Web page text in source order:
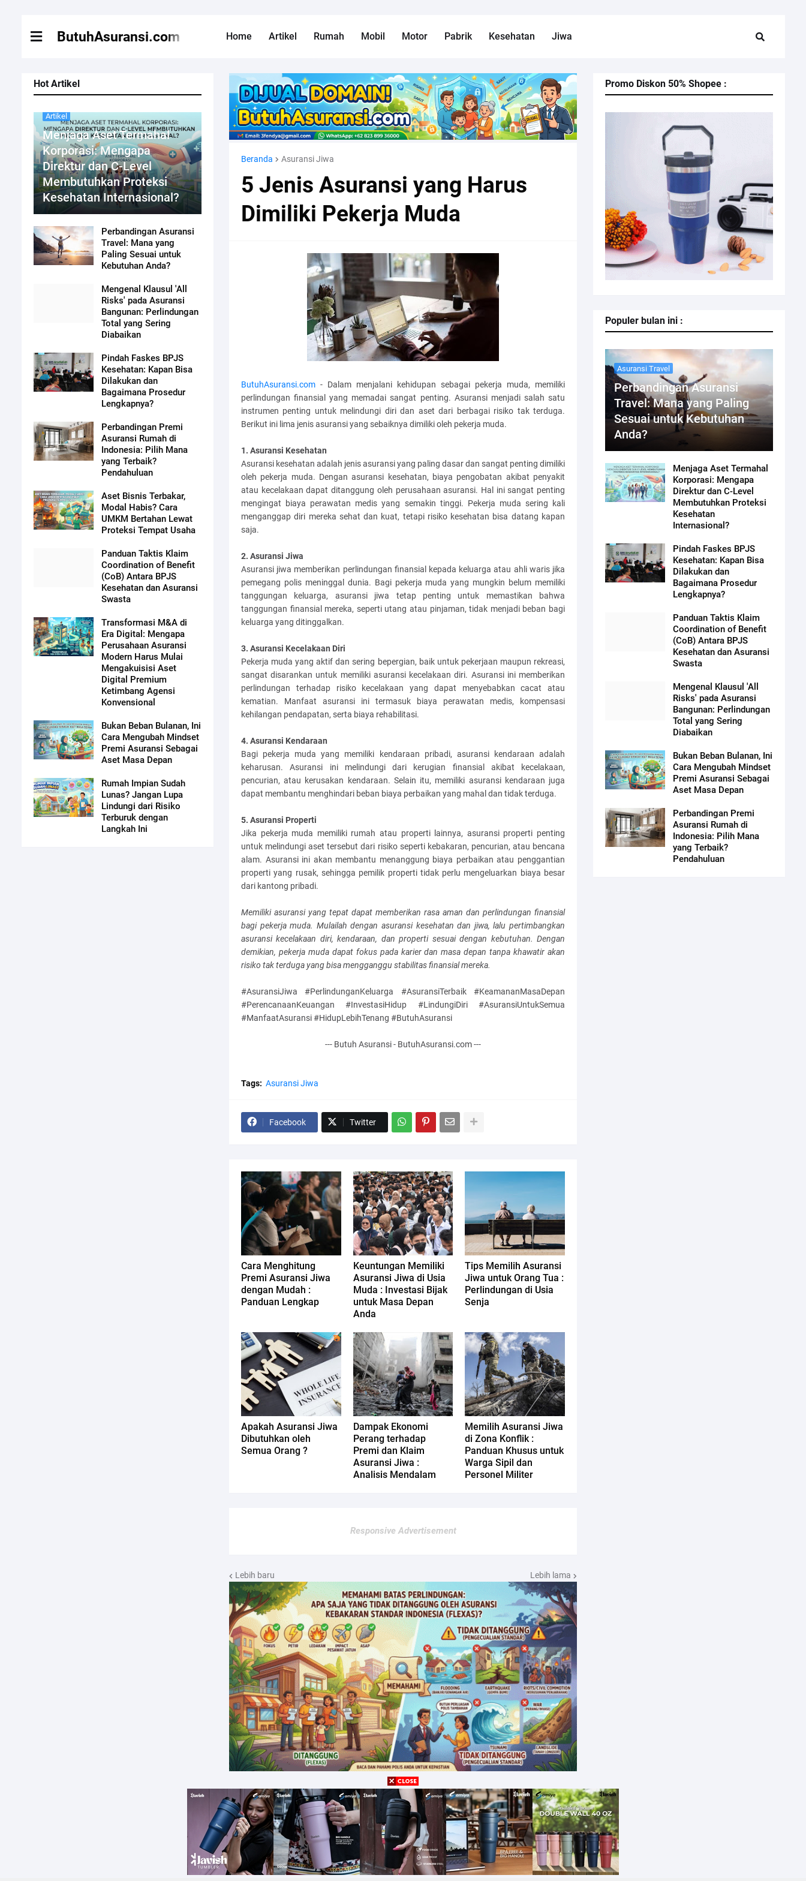
ButuhAsuransi.com Home Artikel Rumah Mobil Motor Pabrik Kesehatan Jiwa
Hot Artikel
Artikel
Menjaga Aset Termahal
Korporasi: Mengapa
Direktur dan C-Level
Membutuhkan Proteksi
Kesehatan Internasional?
Perbandingan Asuransi
Travel: Mana yang
Paling Sesuai untuk
Kebutuhan Anda?
Mengenal Klausul 'All
Risks' pada Asuransi
Bangunan: Perlindungan
Total yang Sering
Diabaikan
Pindah Faskes BPJS
Kesehatan: Kapan Bisa
Dilakukan dan
Bagaimana Prosedur
Lengkapnya?
Perbandingan Premi
Asuransi Rumah di
Indonesia: Pilih Mana
yang Terbaik?
Pendahuluan
Aset Bisnis Terbakar,
Modal Habis? Cara
UMKM Bertahan Lewat
Proteksi Tempat Usaha
Panduan Taktis Klaim
Coordination of Benefit
(CoB) Antara BPJS
Kesehatan dan Asuransi
Swasta
Transformasi M&A di
Era Digital: Mengapa
Perusahaan Asuransi
Modern Harus Mulai
Mengakuisisi Aset
Digital Premium
Ketimbang Agensi
Konvensional
Bukan Beban Bulanan, Ini
Cara Mengubah Mindset
Premi Asuransi Sebagai
Aset Masa Depan
Rumah Impian Sudah
Lunas? Jangan Lupa
Lindungi dari Risiko
Terburuk dengan
Langkah Ini
Beranda Asuransi Jiwa
5 Jenis Asuransi yang Harus
Dimiliki Pekerja Muda
ButuhAsuransi.com - Dalam menjalani kehidupan sebagai pekerja muda, memiliki
perlindungan finansial yang memadai sangat penting. Asuransi menjadi salah satu
instrumen penting untuk melindungi diri dan aset dari berbagai risiko tak terduga.
Berikut ini lima jenis asuransi yang sebaiknya dimiliki oleh pekerja muda.
1. Asuransi Kesehatan
Asuransi kesehatan adalah jenis asuransi yang paling dasar dan sangat penting dimiliki
oleh pekerja muda. Dengan asuransi kesehatan, biaya pengobatan akibat penyakit
atau kecelakaan dapat ditanggung oleh perusahaan asuransi. Hal ini sangat penting
mengingat biaya perawatan medis yang semakin tinggi. Pekerja muda sering kali
menganggap diri mereka sehat dan kuat, tetapi risiko kesehatan bisa datang kapan
saja.
2. Asuransi Jiwa
Asuransi jiwa memberikan perlindungan finansial kepada keluarga atau ahli waris jika
pemegang polis meninggal dunia. Bagi pekerja muda yang mungkin belum memiliki
tanggungan keluarga, asuransi jiwa tetap penting untuk memastikan bahwa
tanggungan finansial mereka, seperti utang atau pinjaman, tidak menjadi beban bagi
keluarga yang ditinggalkan.
3. Asuransi Kecelakaan Diri
Pekerja muda yang aktif dan sering bepergian, baik untuk pekerjaan maupun rekreasi,
sangat disarankan untuk memiliki asuransi kecelakaan diri. Asuransi ini memberikan
perlindungan terhadap risiko kecelakaan yang dapat menyebabkan cacat atau
kematian. Manfaat asuransi ini termasuk biaya perawatan medis, kompensasi
kehilangan pendapatan, serta biaya rehabilitasi.
4. Asuransi Kendaraan
Bagi pekerja muda yang memiliki kendaraan pribadi, asuransi kendaraan adalah
keharusan. Asuransi ini melindungi dari kerugian finansial akibat kecelakaan,
pencurian, atau kerusakan kendaraan. Selain itu, memiliki asuransi kendaraan juga
dapat membantu menghindari beban biaya perbaikan yang mahal dan tidak terduga.
5. Asuransi Properti
Jika pekerja muda memiliki rumah atau properti lainnya, asuransi properti penting
untuk melindungi aset tersebut dari risiko seperti kebakaran, pencurian, atau bencana
alam. Asuransi ini akan membantu menanggung biaya perbaikan atau penggantian
properti yang rusak, sehingga pemilik properti tidak perlu mengeluarkan biaya besar
dari kantong pribadi.
Memiliki asuransi yang tepat dapat memberikan rasa aman dan perlindungan finansial
bagi pekerja muda. Mulailah dengan asuransi kesehatan dan jiwa, lalu pertimbangkan
asuransi kecelakaan diri, kendaraan, dan properti sesuai dengan kebutuhan. Dengan
demikian, pekerja muda dapat fokus pada karier dan masa depan tanpa khawatir akan
risiko tak terduga yang bisa mengganggu stabilitas finansial mereka.
#AsuransiJiwa #PerlindunganKeluarga #AsuransiTerbaik #KeamananMasaDepan
#PerencanaanKeuangan #InvestasiHidup #LindungiDiri #AsuransiUntukSemua
#ManfaatAsuransi #HidupLebihTenang #ButuhAsuransi
--- Butuh Asuransi - ButuhAsuransi.com ---
Tags: Asuransi Jiwa
Facebook Twitter
Cara Menghitung
Premi Asuransi Jiwa
dengan Mudah :
Panduan Lengkap
Keuntungan Memiliki
Asuransi Jiwa di Usia
Muda : Investasi Bijak
untuk Masa Depan
Anda
Tips Memilih Asuransi
Jiwa untuk Orang Tua :
Perlindungan di Usia
Senja
Apakah Asuransi Jiwa
Dibutuhkan oleh
Semua Orang ?
Dampak Ekonomi
Perang terhadap
Premi dan Klaim
Asuransi Jiwa :
Analisis Mendalam
Memilih Asuransi Jiwa
di Zona Konflik :
Panduan Khusus untuk
Warga Sipil dan
Personel Militer
Responsive Advertisement
Lebih baru Lebih lama
Promo Diskon 50% Shopee :
Populer bulan ini :
Asuransi Travel
Perbandingan Asuransi
Travel: Mana yang Paling
Sesuai untuk Kebutuhan
Anda?
Menjaga Aset Termahal
Korporasi: Mengapa
Direktur dan C-Level
Membutuhkan Proteksi
Kesehatan
Internasional?
Pindah Faskes BPJS
Kesehatan: Kapan Bisa
Dilakukan dan
Bagaimana Prosedur
Lengkapnya?
Panduan Taktis Klaim
Coordination of Benefit
(CoB) Antara BPJS
Kesehatan dan Asuransi
Swasta
Mengenal Klausul 'All
Risks' pada Asuransi
Bangunan: Perlindungan
Total yang Sering
Diabaikan
Bukan Beban Bulanan, Ini
Cara Mengubah Mindset
Premi Asuransi Sebagai
Aset Masa Depan
Perbandingan Premi
Asuransi Rumah di
Indonesia: Pilih Mana
yang Terbaik?
Pendahuluan